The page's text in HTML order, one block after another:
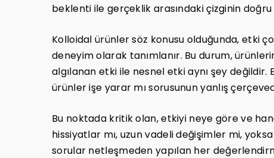
beklenti ile gerçeklik arasındaki çizginin
Kolloidal ürünler söz konusu olduğunda, etki
deneyim olarak tanımlanır. Bu durum,
algılanan etki ile nesnel etki aynı şey değildir.
ürünler işe yarar mı sorusunun yanlış
Bu noktada kritik olan, etkiyi neye göre ve
hissiyatlar mı, uzun vadeli değişimler mi,
sorular netleşmeden yapılan her